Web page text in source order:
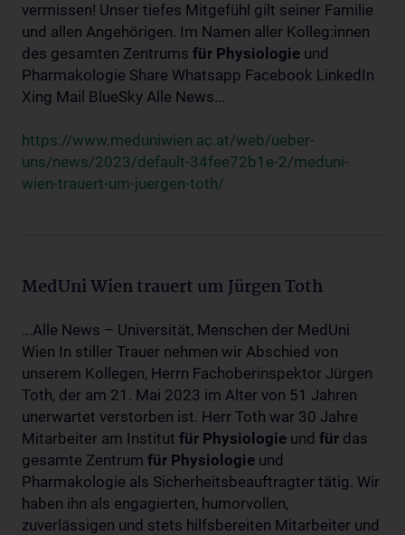
vermissen! Unser tiefes Mitgefühl gilt seiner Familie
und allen Angehörigen. Im Namen aller Kolleg:innen
des gesamten Zentrums für Physiologie und
Pharmakologie Share Whatsapp Facebook LinkedIn
Xing Mail BlueSky Alle News...
https://www.meduniwien.ac.at/web/ueber-
uns/news/2023/default-34fee72b1e-2/meduni-
wien-trauert-um-juergen-toth/
MedUni Wien trauert um Jürgen Toth
...Alle News – Universität, Menschen der MedUni
Wien In stiller Trauer nehmen wir Abschied von
unserem Kollegen, Herrn Fachoberinspektor Jürgen
Toth, der am 21. Mai 2023 im Alter von 51 Jahren
unerwartet verstorben ist. Herr Toth war 30 Jahre
Mitarbeiter am Institut für Physiologie und für das
gesamte Zentrum für Physiologie und
Pharmakologie als Sicherheitsbeauftragter tätig. Wir
haben ihn als engagierten, humorvollen,
zuverlässigen und stets hilfsbereiten Mitarbeiter und